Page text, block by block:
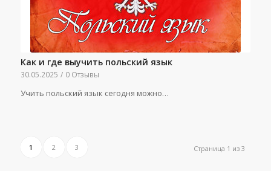
Как и где выучить польский язык
30.05.2025 / 0 Отзывы
Учить польский язык сегодня можно…
Страница 1 из 3
1 2 3